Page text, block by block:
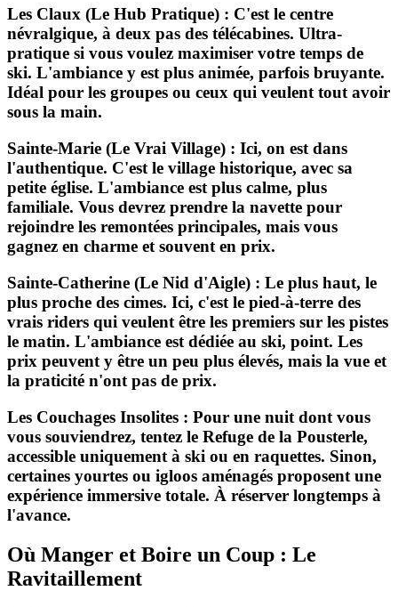
Les Claux (Le Hub Pratique) : C'est le centre
névralgique, à deux pas des télécabines. Ultra-
pratique si vous voulez maximiser votre temps de
ski. L'ambiance y est plus animée, parfois bruyante.
Idéal pour les groupes ou ceux qui veulent tout avoir
sous la main.
Sainte-Marie (Le Vrai Village) : Ici, on est dans
l'authentique. C'est le village historique, avec sa
petite église. L'ambiance est plus calme, plus
familiale. Vous devrez prendre la navette pour
rejoindre les remontées principales, mais vous
gagnez en charme et souvent en prix.
Sainte-Catherine (Le Nid d'Aigle) : Le plus haut, le
plus proche des cimes. Ici, c'est le pied-à-terre des
vrais riders qui veulent être les premiers sur les pistes
le matin. L'ambiance est dédiée au ski, point. Les
prix peuvent y être un peu plus élevés, mais la vue et
la praticité n'ont pas de prix.
Les Couchages Insolites : Pour une nuit dont vous
vous souviendrez, tentez le Refuge de la Pousterle,
accessible uniquement à ski ou en raquettes. Sinon,
certaines yourtes ou igloos aménagés proposent une
expérience immersive totale. À réserver longtemps à
l'avance.
Où Manger et Boire un Coup : Le
Ravitaillement